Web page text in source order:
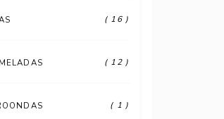
( 16 )
( 12 )
( 1 )